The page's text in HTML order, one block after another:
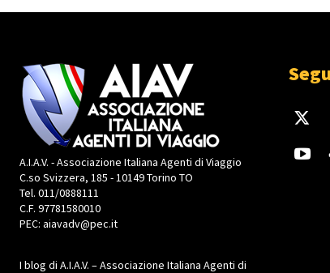
A.I.A.V. - Associazione Italiana Agenti di Viaggio
C.so Svizzera, 185 - 10149 Torino TO
Tel. 011/0888111
C.F. 97781580010
PEC: aiavadv@pec.it
I blog di A.I.A.V. – Associazione Italiana Agenti di